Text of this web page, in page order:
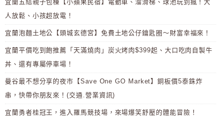
宜蘭五結親子包棟【小蘋果民宿】電動車、溜滑梯、球池玩到瘋！大
人放鬆、小孩超放電！
宜蘭泡麵土地公【頭城玄德宮】免費土地公仔鑰匙圈～財富幸福來！
宜蘭平價吃到飽推薦「天滿燒肉」炭火烤肉$399起、大口吃肉自製牛
丼、還有專屬停車場！
曼谷最不想分享的夜市【Save One GO Market】銅板價5泰銖炸
串，快帶你朋友來！(交通.營業資訊)
宜蘭勇者桂冠王，進入羅馬競技場，來場爆笑舒壓的體能冒險！